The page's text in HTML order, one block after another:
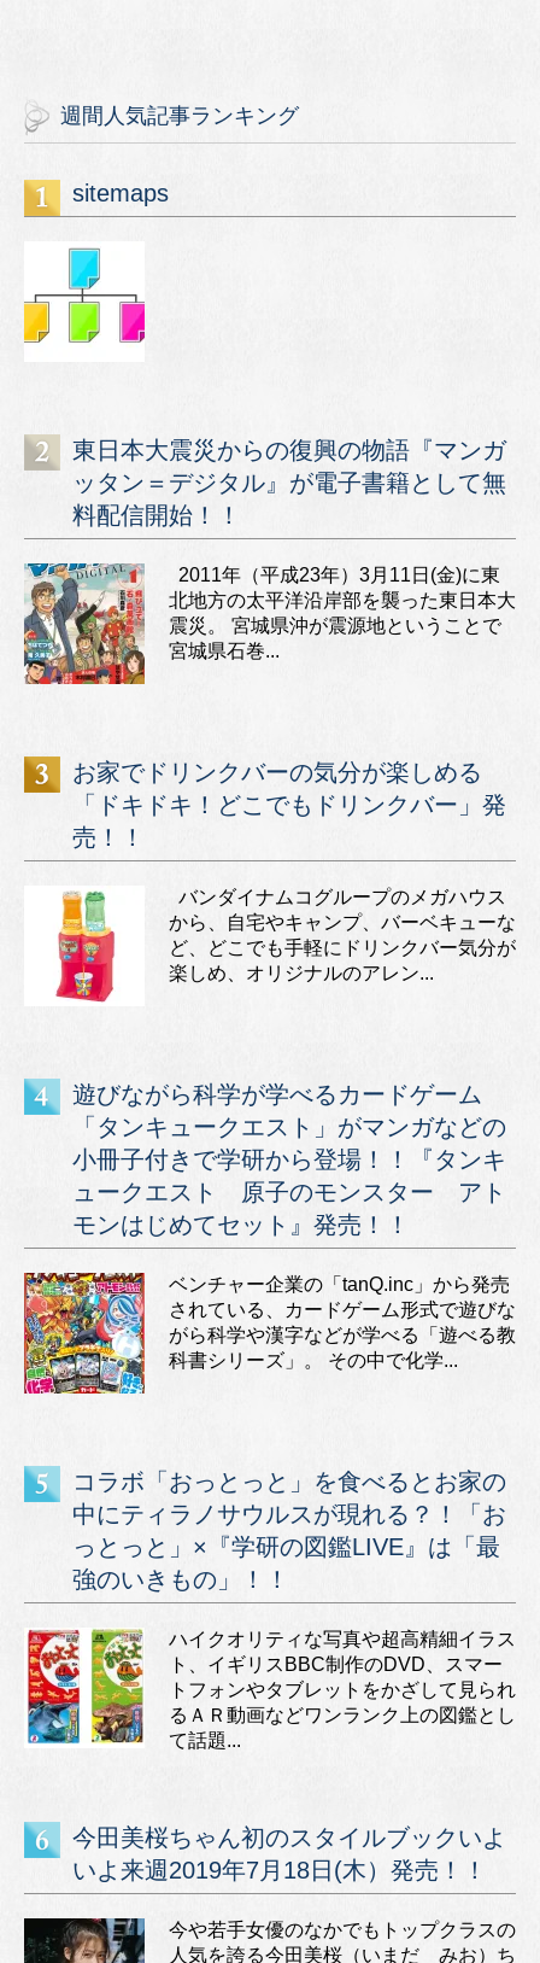
週間人気記事ランキング
sitemaps
東日本大震災からの復興の物語『マンガ
ッタン＝デジタル』が電子書籍として無
料配信開始！！
2011年（平成23年）3月11日(金)に東
北地方の太平洋沿岸部を襲った東日本大
震災。 宮城県沖が震源地ということで
宮城県石巻...
お家でドリンクバーの気分が楽しめる
「ドキドキ！どこでもドリンクバー」発
売！！
バンダイナムコグループのメガハウス
から、自宅やキャンプ、バーベキューな
ど、どこでも手軽にドリンクバー気分が
楽しめ、オリジナルのアレン...
遊びながら科学が学べるカードゲーム
「タンキュークエスト」がマンガなどの
小冊子付きで学研から登場！！『タンキ
ュークエスト 原子のモンスター アト
モンはじめてセット』発売！！
ベンチャー企業の「tanQ.inc」から発売
されている、カードゲーム形式で遊びな
がら科学や漢字などが学べる「遊べる教
科書シリーズ」。 その中で化学...
コラボ「おっとっと」を食べるとお家の
中にティラノサウルスが現れる？！「お
っとっと」×『学研の図鑑LIVE』は「最
強のいきもの」！！
ハイクオリティな写真や超高精細イラス
ト、イギリスBBC制作のDVD、スマー
トフォンやタブレットをかざして見られ
るＡＲ動画などワンランク上の図鑑とし
て話題...
今田美桜ちゃん初のスタイルブックいよ
いよ来週2019年7月18日(木）発売！！
今や若手女優のなかでもトップクラスの
人気を誇る今田美桜（いまだ みお）ち